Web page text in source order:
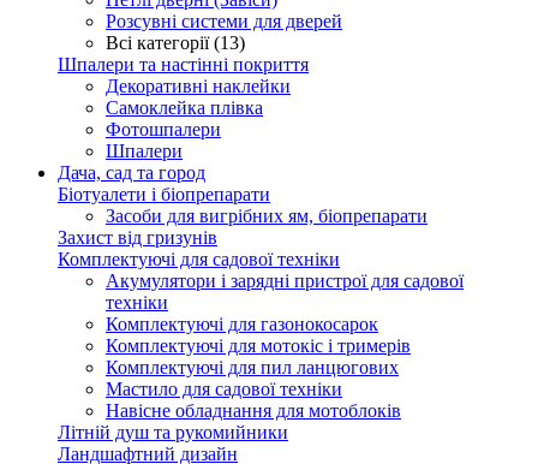
Розсувні системи для дверей
Всі категорії (13)
Шпалери та настінні покриття
Декоративні наклейки
Самоклейка плівка
Фотошпалери
Шпалери
Дача, сад та город
Біотуалети і біопрепарати
Засоби для вигрібних ям, біопрепарати
Захист від гризунів
Комплектуючі для садової техніки
Акумулятори і зарядні пристрої для садової
техніки
Комплектуючі для газонокосарок
Комплектуючі для мотокіс і тримерів
Комплектуючі для пил ланцюгових
Мастило для садової техніки
Навісне обладнання для мотоблоків
Літній душ та рукомийники
Ландшафтний дизайн